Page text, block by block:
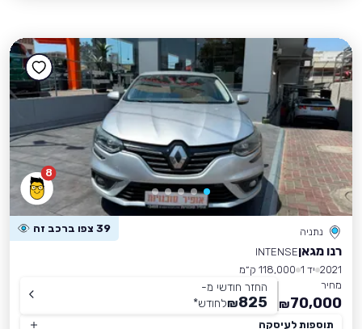
8
נתניה 39 צפו ברכב זה
רנו מגאןINTENSE
2021 יד 1
118,000 ק״מ
מחיר
70,000
₪
החזר חודשי מ-
825
₪לחודש*
תוספות לעיסקה